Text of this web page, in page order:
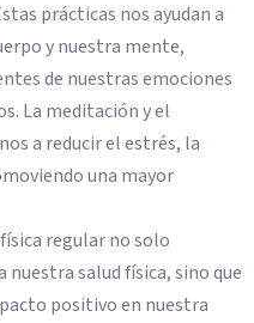
prácticas nos ayudan a
y nuestra mente,
de nuestras emociones
La meditación y el
a reducir el estrés, la
una mayor
regular no solo
salud física, sino que
positivo en nuestra